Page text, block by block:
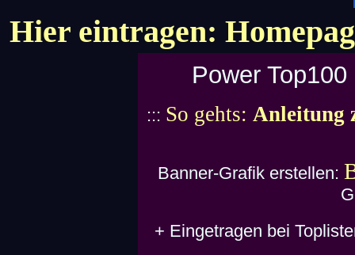
Hier eintragen:
Power
::: So gehts: Anleitung
Banner-Grafik erstellen:
+ Eingetragen bei